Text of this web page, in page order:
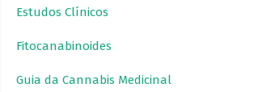
Estudos Clínicos
Fitocanabinoides
Guia da Cannabis Medicinal